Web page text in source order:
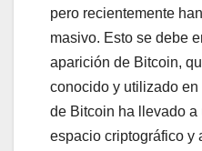
pero recientemente
masivo. Esto se debe
aparición de Bitcoin,
conocido y utilizado
de Bitcoin ha llevado a
espacio criptográfico y